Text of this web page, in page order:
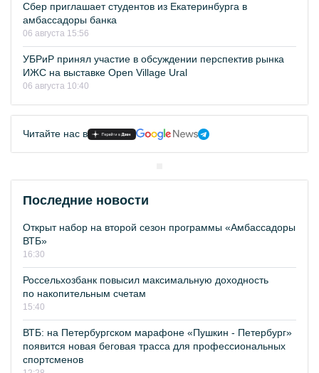
Сбер приглашает студентов из Екатеринбурга в
амбассадоры банка
06 августа 15:56
УБРиР принял участие в обсуждении перспектив рынка
ИЖС на выставке Open Village Ural
06 августа 10:40
Читайте нас в
Последние новости
Открыт набор на второй сезон программы «Амбассадоры
ВТБ»
16:30
Россельхозбанк повысил максимальную доходность
по накопительным счетам
15:40
ВТБ: на Петербургском марафоне «Пушкин - Петербург»
появится новая беговая трасса для профессиональных
спортсменов